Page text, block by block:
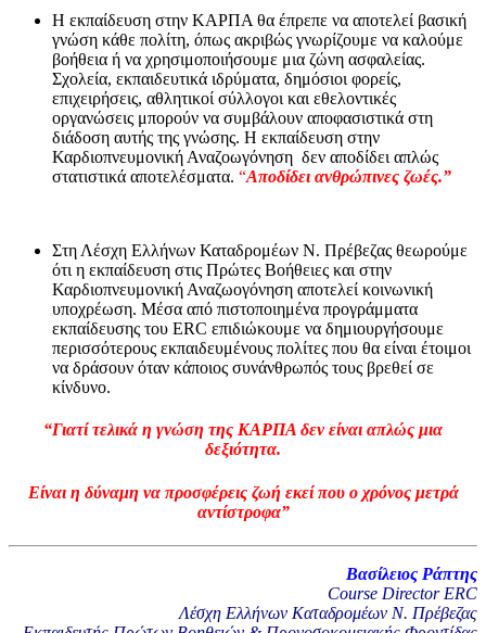
Η εκπαίδευση στην ΚΑΡΠΑ θα έπρεπε να αποτελεί βασική
γνώση κάθε πολίτη, όπως ακριβώς γνωρίζουμε να καλούμε
βοήθεια ή να χρησιμοποιήσουμε μια ζώνη ασφαλείας.
Σχολεία, εκπαιδευτικά ιδρύματα, δημόσιοι φορείς,
επιχειρήσεις, αθλητικοί σύλλογοι και εθελοντικές
οργανώσεις μπορούν να συμβάλουν αποφασιστικά στη
διάδοση αυτής της γνώσης. Η εκπαίδευση στην
Καρδιοπνευμονική Αναζοωγόνηση δεν αποδίδει απλώς
στατιστικά αποτελέσματα. “Αποδίδει ανθρώπινες ζωές.”
Στη Λέσχη Ελλήνων Καταδρομέων Ν. Πρέβεζας θεωρούμε
ότι η εκπαίδευση στις Πρώτες Βοήθειες και στην
Καρδιοπνευμονική Αναζωογόνηση αποτελεί κοινωνική
υποχρέωση. Μέσα από πιστοποιημένα προγράμματα
εκπαίδευσης του ERC επιδιώκουμε να δημιουργήσουμε
περισσότερους εκπαιδευμένους πολίτες που θα είναι έτοιμοι
να δράσουν όταν κάποιος συνάνθρωπός τους βρεθεί σε
κίνδυνο.
“Γιατί τελικά η γνώση της ΚΑΡΠΑ δεν είναι απλώς μια
δεξιότητα.
Είναι η δύναμη να προσφέρεις ζωή εκεί που ο χρόνος μετρά
αντίστροφα”
Βασίλειος Ράπτης
Course Director ERC
Λέσχη Ελλήνων Καταδρομέων Ν. Πρέβεζας